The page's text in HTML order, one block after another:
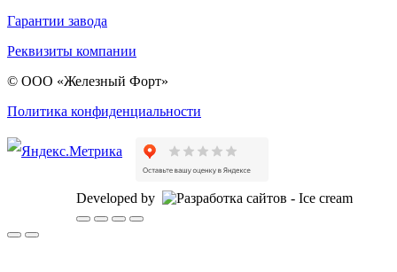
Гарантии завода
Реквизиты компании
© ООО «Железный Форт»
Политика конфиденциальности
Developed by